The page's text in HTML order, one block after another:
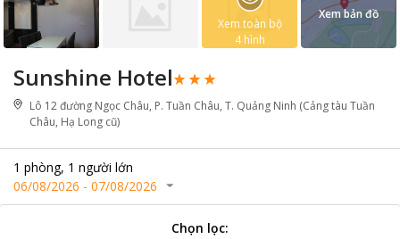
Sunshine Hotel
Lô 12 đường Ngọc Châu, P. Tuần Châu, T. Quảng Ninh (Cảng tàu Tuần
Châu, Hạ Long cũ)
1 phòng, 1 người lớn
06/08/2026 - 07/08/2026
Xem toàn bộ
4 hình
Xem bản đồ
Chọn lọc: